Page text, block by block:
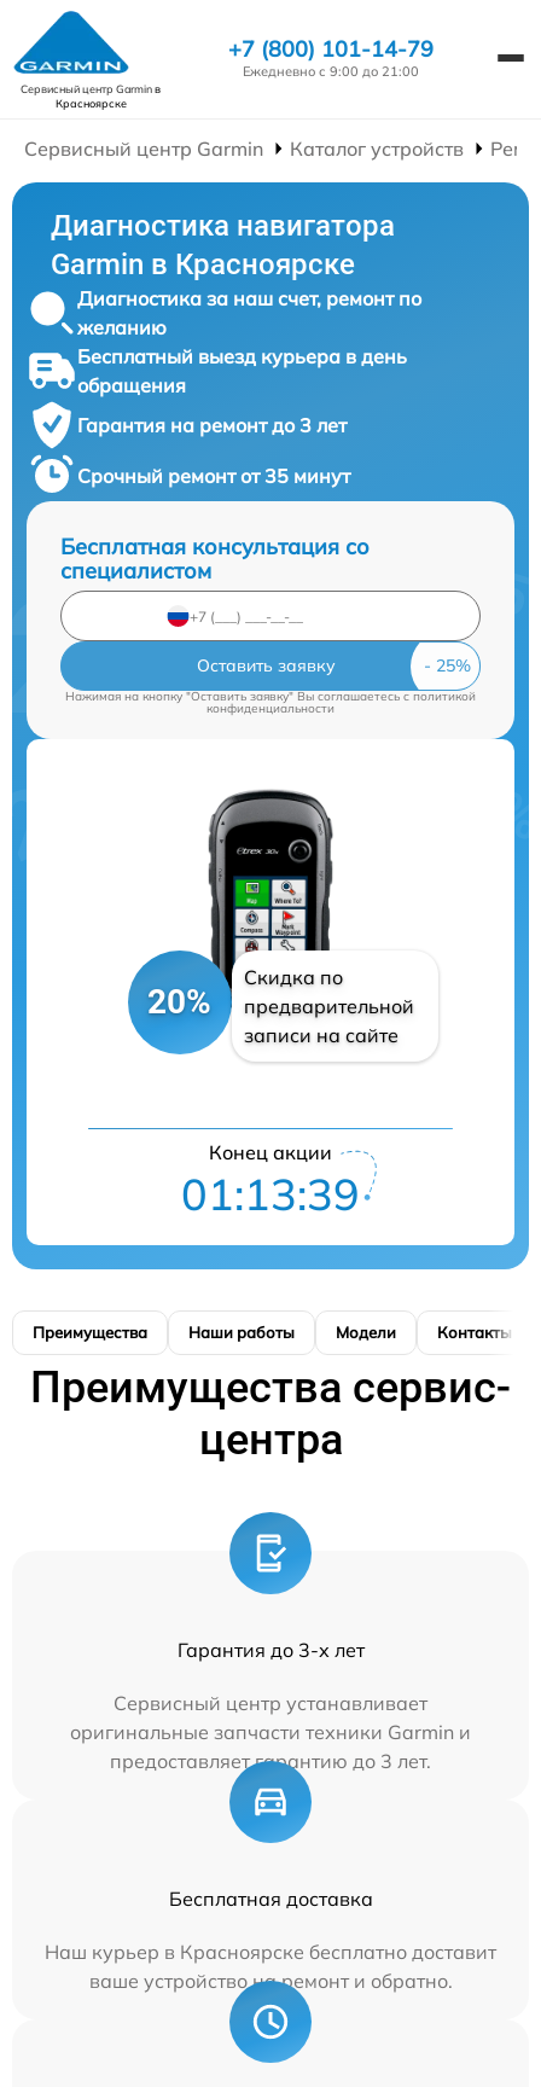
Сервисный центр Garminв
Красноярске
+7 (800) 101-14-79
Ежедневно с 9:00 до 21:00
Сервисный центр Garmin Каталог устройств
Диагностика навигатора
Garmin в Красноярске
Диагностика за наш счет, ремонт по
желанию
Бесплатный выезд курьера в день
обращения
Гарантия на ремонт до 3 лет
Срочный ремонт от 35 минут
Бесплатная консультация со
специалистом
Оставить заявку
Нажимая на кнопку "Оставить заявку" Вы соглашаетесь cполитикой
конфиденциальности
20%
Скидка по
предварительной
записи на сайте
Конец акции
01:13:39
Преимущества Наши работы Модели Контакты
Преимущества сервис-
центра
Гарантия до 3-х лет
Сервисный центр устанавливает
оригинальные запчасти техники Garmin и
предоставляет гарантию до 3 лет.
Бесплатная доставка
Наш курьер в Красноярске бесплатно доставит
ваше устройство на ремонт и обратно.